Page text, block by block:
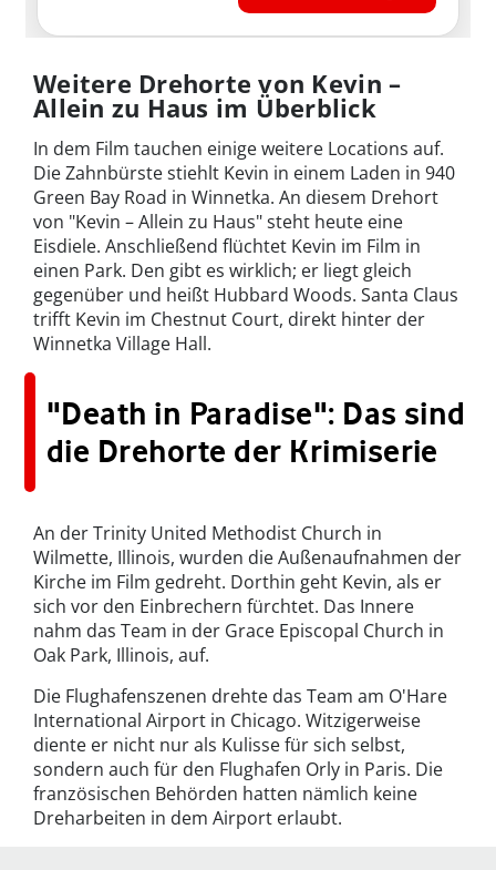
Weitere Drehorte von Kevin –
Allein zu Haus im Überblick
In dem Film tauchen einige weitere Locations auf.
Die Zahnbürste stiehlt Kevin in einem Laden in 940
Green Bay Road in Winnetka. An diesem Drehort
von "Kevin – Allein zu Haus" steht heute eine
Eisdiele. Anschließend flüchtet Kevin im Film in
einen Park. Den gibt es wirklich; er liegt gleich
gegenüber und heißt Hubbard Woods. Santa Claus
trifft Kevin im Chestnut Court, direkt hinter der
Winnetka Village Hall.
"Death in Paradise": Das sind
die Drehorte der Krimiserie
An der Trinity United Methodist Church in
Wilmette, Illinois, wurden die Außenaufnahmen der
Kirche im Film gedreht. Dorthin geht Kevin, als er
sich vor den Einbrechern fürchtet. Das Innere
nahm das Team in der Grace Episcopal Church in
Oak Park, Illinois, auf.
Die Flughafenszenen drehte das Team am O'Hare
International Airport in Chicago. Witzigerweise
diente er nicht nur als Kulisse für sich selbst,
sondern auch für den Flughafen Orly in Paris. Die
französischen Behörden hatten nämlich keine
Dreharbeiten in dem Airport erlaubt.